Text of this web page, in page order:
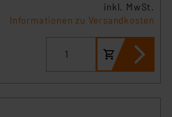
inkl. MwSt.
Informationen zu Versandkosten